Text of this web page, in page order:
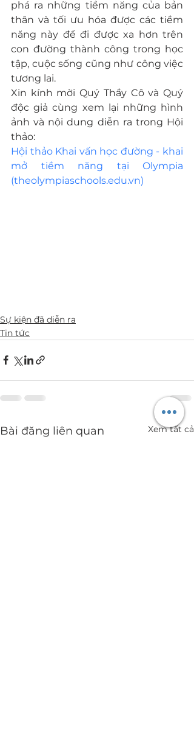
phá ra những tiềm năng của bản
thân và tối ưu hóa được các tiềm
năng này để đi được xa hơn trên
con đường thành công trong học
tập, cuộc sống cũng như công việc
tương lai.
Xin kính mời Quý Thầy Cô và Quý
độc giả cùng xem lại những hình
ảnh và nội dung diễn ra trong Hội
thảo:
Hội thảo Khai vấn học đường - khai
mở tiềm năng tại Olympia
(theolympiaschools.edu.vn)
Sự kiện đã diễn ra
Tin tức
Bài đăng liên quan Xem tất cả